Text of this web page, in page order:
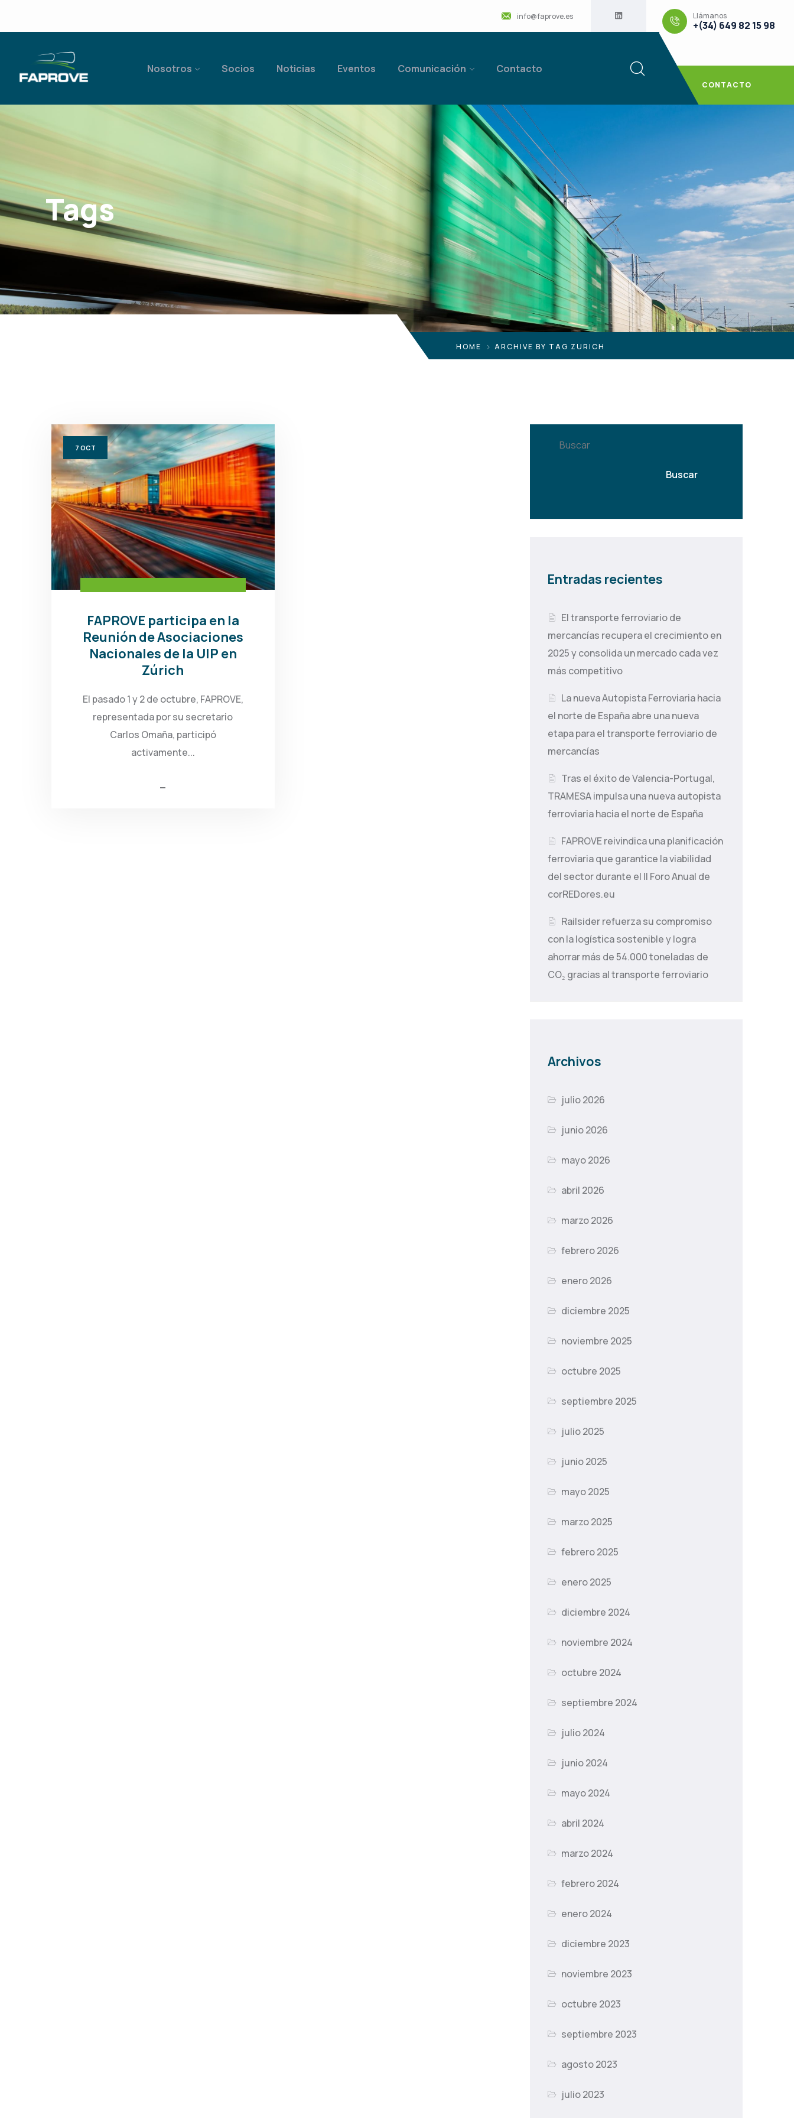
info@faprove.es Llámanos
+(34) 649 82 15 98
Nosotros Socios Noticias Eventos Comunicación Contacto
CONTACTO
Tags
HOME ARCHIVE BY TAG ZURICH
7 OCT
FAPROVE participa en la
Reunión de Asociaciones
Nacionales de la UIP en
Zúrich
El pasado 1 y 2 de octubre, FAPROVE,
representada por su secretario
Carlos Omaña, participó
activamente...
Buscar
Buscar
Entradas recientes
El transporte ferroviario de
mercancías recupera el crecimiento en
2025 y consolida un mercado cada vez
más competitivo
La nueva Autopista Ferroviaria hacia
el norte de España abre una nueva
etapa para el transporte ferroviario de
mercancías
Tras el éxito de Valencia-Portugal,
TRAMESA impulsa una nueva autopista
ferroviaria hacia el norte de España
FAPROVE reivindica una planificación
ferroviaria que garantice la viabilidad
del sector durante el II Foro Anual de
corREDores.eu
Railsider refuerza su compromiso
con la logística sostenible y logra
ahorrar más de 54.000 toneladas de
CO₂ gracias al transporte ferroviario
Archivos
julio 2026
junio 2026
mayo 2026
abril 2026
marzo 2026
febrero 2026
enero 2026
diciembre 2025
noviembre 2025
octubre 2025
septiembre 2025
julio 2025
junio 2025
mayo 2025
marzo 2025
febrero 2025
enero 2025
diciembre 2024
noviembre 2024
octubre 2024
septiembre 2024
julio 2024
junio 2024
mayo 2024
abril 2024
marzo 2024
febrero 2024
enero 2024
diciembre 2023
noviembre 2023
octubre 2023
septiembre 2023
agosto 2023
julio 2023